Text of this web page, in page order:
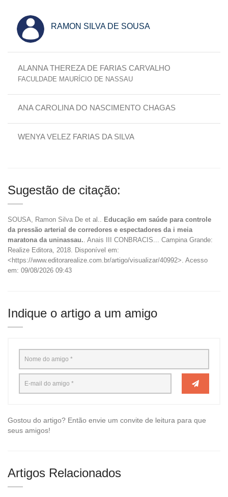
RAMON SILVA DE SOUSA
ALANNA THEREZA DE FARIAS CARVALHO
FACULDADE MAURÍCIO DE NASSAU
ANA CAROLINA DO NASCIMENTO CHAGAS
WENYA VELEZ FARIAS DA SILVA
Sugestão de citação:
SOUSA, Ramon Silva De et al..
Educação em saúde para controle
da pressão arterial de corredores e espectadores da i meia
maratona da uninassau. . Anais III CONBRACIS... Campina Grande:
Realize Editora, 2018. Disponível em:
<https://www.editorarealize.com.br/artigo/visualizar/40992>. Acesso
em: 09/08/2026 09:43
Indique o artigo a um amigo
Gostou do artigo? Então envie um convite de leitura para que
seus amigos!
Artigos Relacionados